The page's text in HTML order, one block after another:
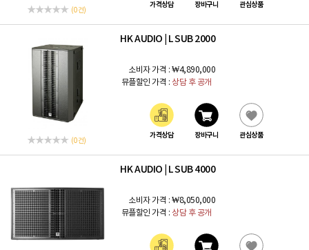
(0 건)
가격상담 장바구니 관심상품
(0 건)
HK AUDIO L SUB 2000
소비자 가격 : ₩4,890,000
뮤플할인 가격 : 상담 후 공개
가격상담 장바구니 관심상품
HK AUDIO L SUB 4000
소비자 가격 : ₩8,050,000
뮤플할인 가격 : 상담 후 공개